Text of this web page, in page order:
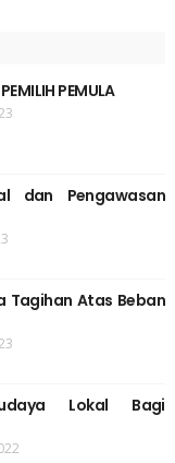
PEMULA
dan Pengawasan
Tagihan Atas Beban
Lokal Bagi